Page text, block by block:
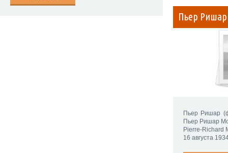
Пьер Ришар
Пьер Ришар
Пьер Ришар
Pierre-Richard
16 августа